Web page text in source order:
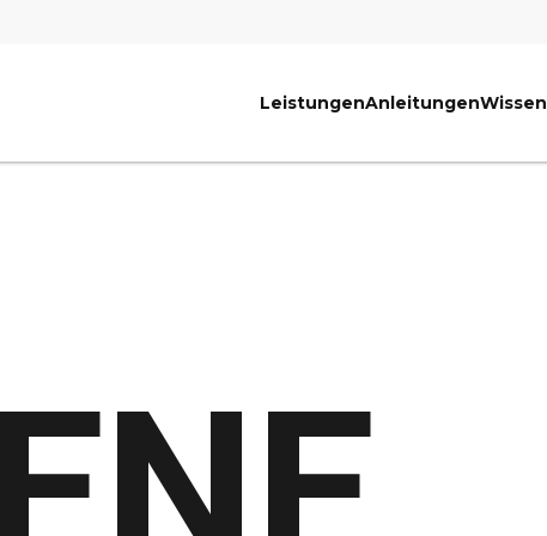
LeistungenAnleitungenWissen